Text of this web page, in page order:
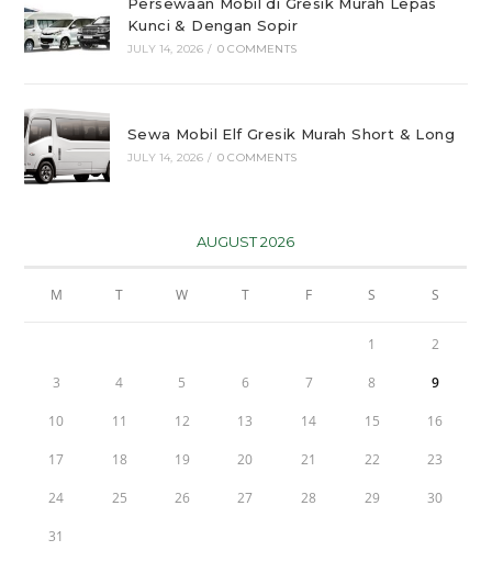
Persewaan Mobil di Gresik Murah Lepas
Kunci & Dengan Sopir
JULY 14, 2026 / 0 COMMENTS
Sewa Mobil Elf Gresik Murah Short & Long
JULY 14, 2026 / 0 COMMENTS
AUGUST 2026
M T W T F S S
1 2
3 4 5 6 7 8 9
10 11 12 13 14 15 16
17 18 19 20 21 22 23
24 25 26 27 28 29 30
31